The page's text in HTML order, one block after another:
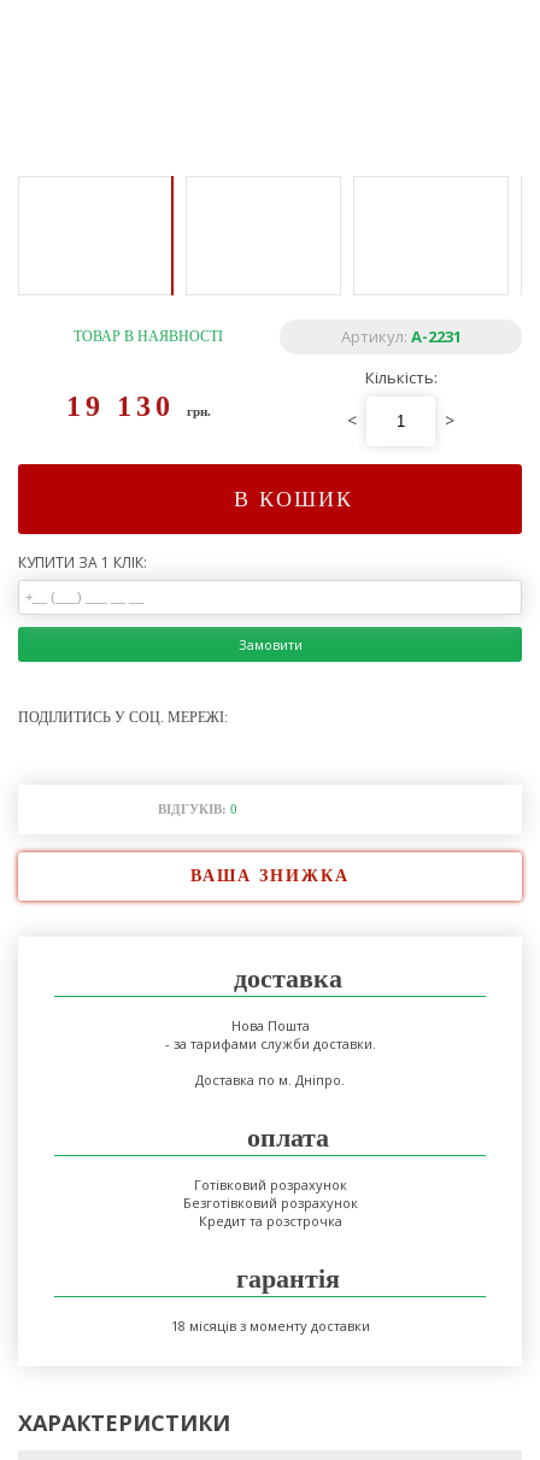
ТОВАР В НАЯВНОСТІ Артикул: A-2231
19 130грн.
Кількість:
< >
В КОШИК
КУПИТИ ЗА 1 КЛІК:
Замовити
ПОДІЛИТИСЬ У СОЦ. МЕРЕЖІ:
ВІДГУКІВ: 0
ВАША ЗНИЖКА
доставка
Нова Пошта
- за тарифами служби доставки.
Доставка по м. Дніпро.
оплата
Готівковий розрахунок
Безготівковий розрахунок
Кредит та розстрочка
гарантія
18 місяців з моменту доставки
ХАРАКТЕРИСТИКИ